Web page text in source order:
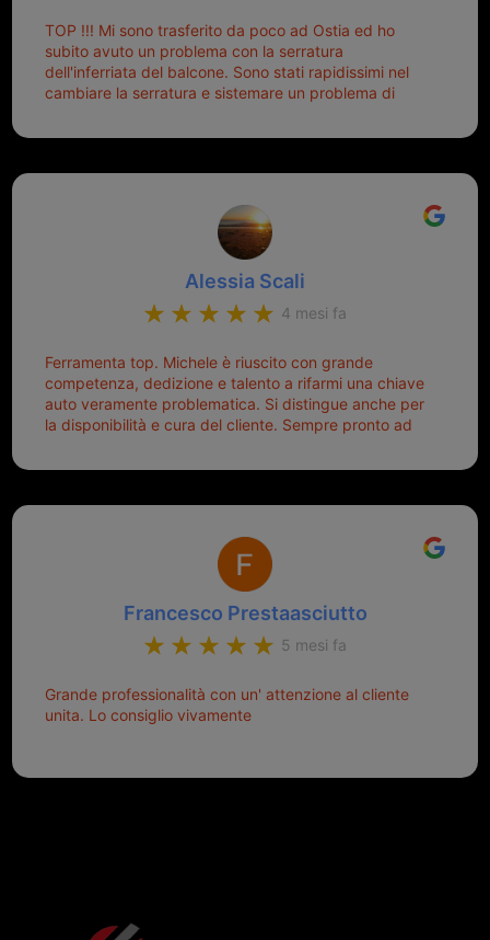
tutti i tipi. Adesso che ho la mia fiammante chiave
nuova (solo la chiave, perché la macchina è rimasta
quella di prima), ogni volta che salgo in macchina, il
mio pensiero va subito a Michele perché non dover
mette di buon umore, e ti fa cominciare bene la
lo consiglio a chiunque debba duplicare una chiave
TOP !!! Mi sono trasferito da poco ad Ostia ed ho
subito avuto un problema con la serratura
dell'inferriata del balcone. Sono stati rapidissimi nel
cambiare la serratura e sistemare un problema di
onesto evitando spese ben più esose. Competenti,
un punto di riferimento per situazioni di questo tipo
Alessia Scali
4 mesi fa
Ferramenta top. Michele è riuscito con grande
competenza, dedizione e talento a rifarmi una chiave
auto veramente problematica. Si distingue anche per
la disponibilità e cura del cliente. Sempre pronto ad
Francesco Prestaasciutto
5 mesi fa
Grande professionalità con un' attenzione al cliente
unita. Lo consiglio vivamente